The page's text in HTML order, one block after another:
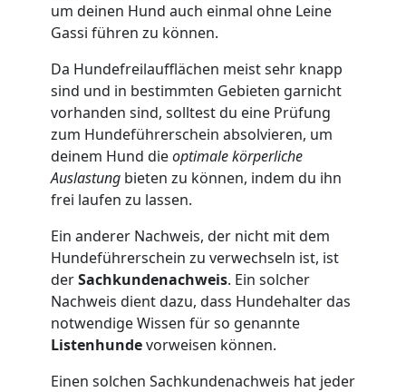
um deinen Hund auch einmal ohne Leine
Gassi führen zu können.
Da Hundefreilaufflächen meist sehr knapp
sind und in bestimmten Gebieten garnicht
vorhanden sind, solltest du eine Prüfung
zum Hundeführerschein absolvieren, um
deinem Hund dieoptimale körperliche
Auslastung bieten zu können, indem du ihn
frei laufen zu lassen.
Ein anderer Nachweis, der nicht mit dem
Hundeführerschein zu verwechseln ist, ist
derSachkundenachweis. Ein solcher
Nachweis dient dazu, dass Hundehalter das
notwendige Wissen für so genannte
Listenhundevorweisen können.
Einen solchen Sachkundenachweis hat jeder